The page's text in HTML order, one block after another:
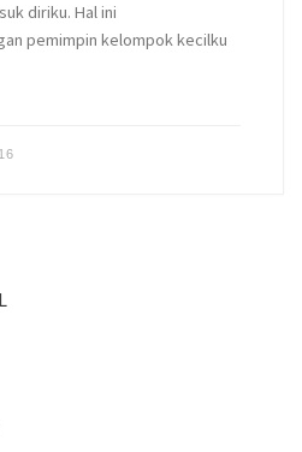
diriku. Hal ini
pemimpin kelompok kecilku